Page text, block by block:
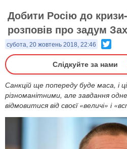
Добити Росію до
розповів про задум
субота, 20 жовтень 2018, 22:46
Слідкуйте за нами
Санкцій ще попереду буде маса, і
різноманітними, але завдання
відмовитися від своєї «величі» і